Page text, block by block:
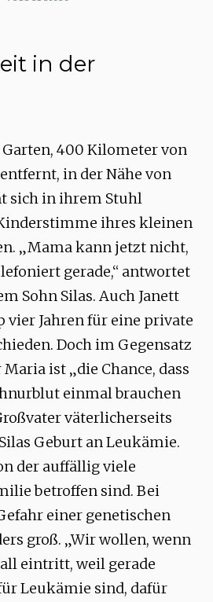
in der
400 Kilometer von
in der Nähe von
sich in ihrem Stuhl
ihres kleinen
„Mama kann jetzt nicht,
gerade,“ antwortet
Sohn Silas. Auch Janett
vier Jahren für eine private
Doch im Gegensatz
ist „die Chance, dass
einmal brauchen
väterlicherseits
Geburt an Leukämie.
der auffällig viele
betroffen sind. Bei
einer genetischen
groß. „Wir wollen, wenn
eintritt, weil gerade
Leukämie sind, dafür